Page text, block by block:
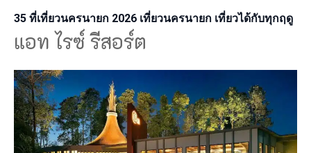
35 ที่เที่ยวนครนายก 2026 เที่ยวนครนายก เที่ยวได้กับทุกฤดู
แอท ไรซ์ รีสอร์ต